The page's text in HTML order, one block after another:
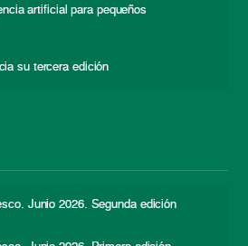
artificial para pequeños
su tercera edición
Junio 2026. Segunda edición